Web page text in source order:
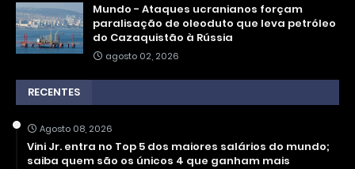
Mundo - Ataques ucranianos forçam
paralisação de oleoduto que leva petróleo
do Cazaquistão à Rússia
agosto 02, 2026
RECENTES
Agosto 08, 2026
Vini Jr. entra no Top 5 dos maiores salários do mundo;
saiba quem são os únicos 4 que ganham mais